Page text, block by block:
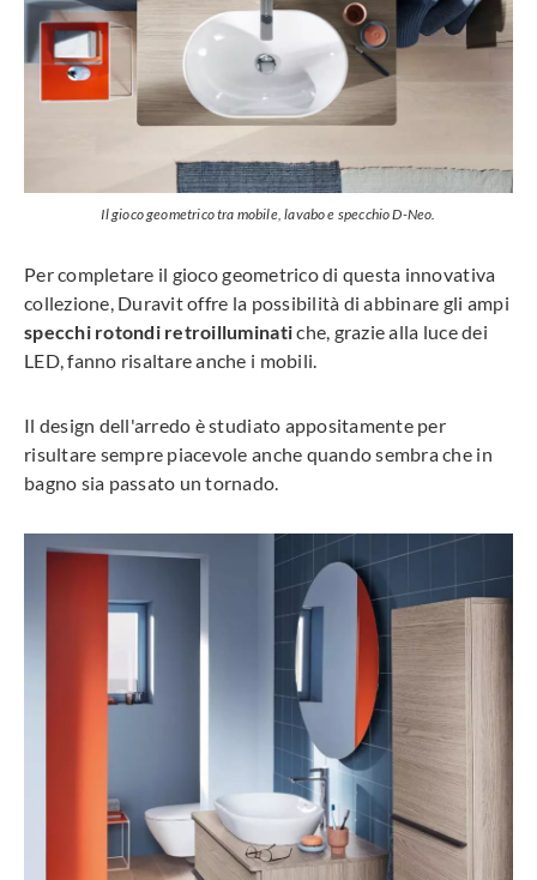
Il gioco geometrico tra mobile, lavabo e specchio D-Neo.
Per completare il gioco geometrico di questa innovativa
collezione, Duravit offre la possibilità di abbinare gli ampi
specchi rotondi retroilluminatiche, grazie alla luce dei
LED, fanno risaltare anche i mobili.
Il design dell'arredo è studiato appositamente per
risultare sempre piacevole anche quando sembra che in
bagno sia passato un tornado.